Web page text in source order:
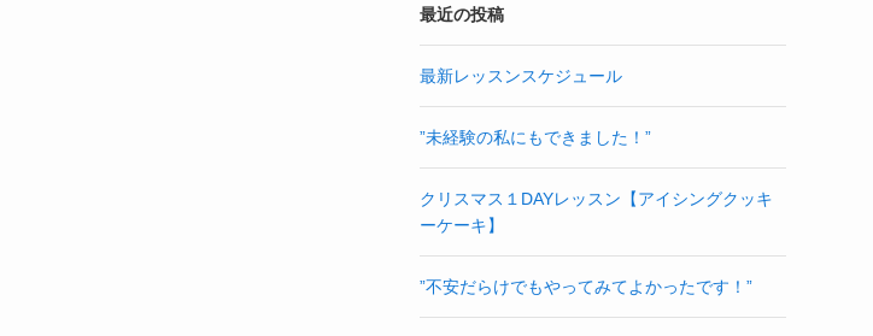
最近の投稿
最新レッスンスケジュール
”未経験の私にもできました！”
クリスマス１DAYレッスン【アイシングクッキ
ーケーキ】
”不安だらけでもやってみてよかったです！”